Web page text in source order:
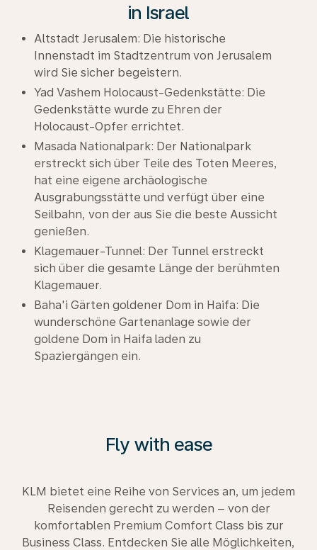
in Israel
Altstadt Jerusalem: Die historische
Innenstadt im Stadtzentrum von Jerusalem
wird Sie sicher begeistern.
Yad Vashem Holocaust-Gedenkstätte: Die
Gedenkstätte wurde zu Ehren der
Holocaust-Opfer errichtet.
Masada Nationalpark: Der Nationalpark
erstreckt sich über Teile des Toten Meeres,
hat eine eigene archäologische
Ausgrabungsstätte und verfügt über eine
Seilbahn, von der aus Sie die beste Aussicht
genießen.
Klagemauer-Tunnel: Der Tunnel erstreckt
sich über die gesamte Länge der berühmten
Klagemauer.
Baha'i Gärten goldener Dom in Haifa: Die
wunderschöne Gartenanlage sowie der
goldene Dom in Haifa laden zu
Spaziergängen ein.
Fly with ease
KLM bietet eine Reihe von Services an, um jedem
Reisenden gerecht zu werden – von der
komfortablen Premium Comfort Class bis zur
Business Class. Entdecken Sie alle Möglichkeiten,